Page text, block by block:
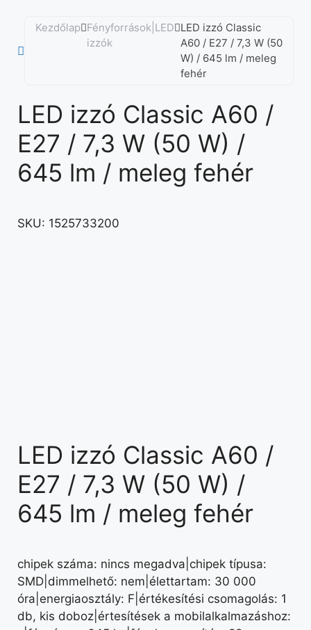
Kezdőlap Fényforrások|LED
izzók
LED izzó Classic
A60 / E27 / 7,3 W (50
W) / 645 lm / meleg
fehér
LED izzó Classic A60 /
E27 / 7,3 W (50 W) /
645 lm / meleg fehér
SKU: 1525733200
LED izzó Classic A60 /
E27 / 7,3 W (50 W) /
645 lm / meleg fehér
chipek száma: nincs megadva|chipek típusa:
SMD|dimmelhető: nem|élettartam: 30 000
óra|energiaosztály: F|értékesítési csomagolás: 1
db, kis doboz|értesítések a mobilalkalmazáshoz: